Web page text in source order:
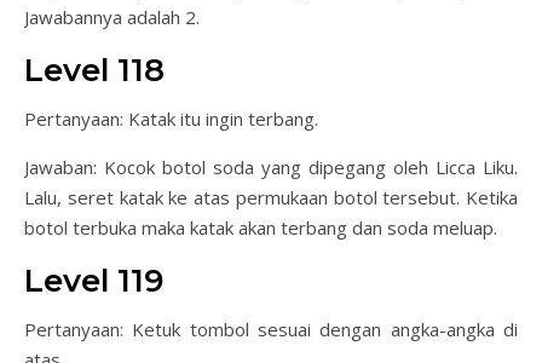
Jawabannya adalah 2.
Level 118
Pertanyaan: Katak itu ingin terbang.
Jawaban: Kocok botol soda yang dipegang oleh Licca Liku.
Lalu, seret katak ke atas permukaan botol tersebut. Ketika
botol terbuka maka katak akan terbang dan soda meluap.
Level 119
Pertanyaan: Ketuk tombol sesuai dengan angka-angka di